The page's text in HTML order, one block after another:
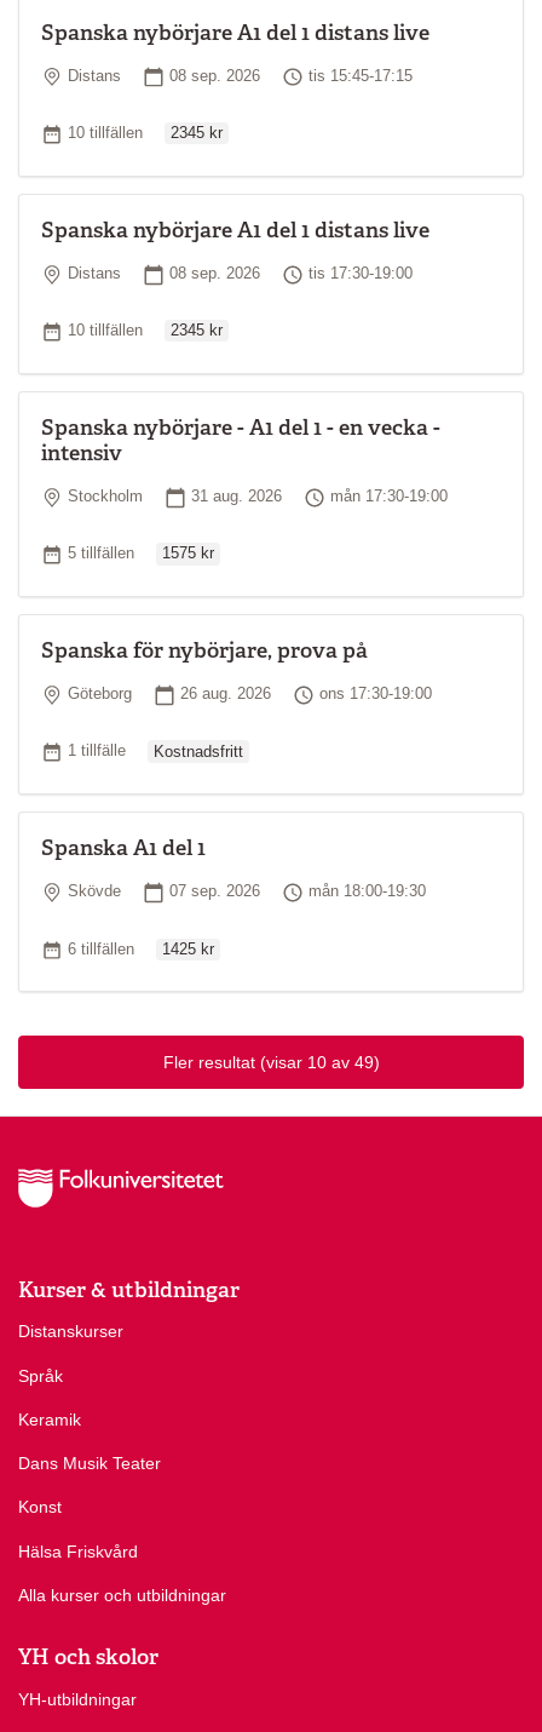
Spanska nybörjare A1 del 1 distans live
Plats
Distans Startdatum
08 sep. 2026 Tid
tis 15:45-17:15
Antal tillfällen
10 tillfällen 2345 kr
Spanska nybörjare A1 del 1 distans live
Plats
Distans Startdatum
08 sep. 2026 Tid
tis 17:30-19:00
Antal tillfällen
10 tillfällen 2345 kr
Spanska nybörjare - A1 del 1 - en vecka -
intensiv
Plats
Stockholm Startdatum
31 aug. 2026 Tid
mån 17:30-19:00
Antal tillfällen
5 tillfällen 1575 kr
Spanska för nybörjare, prova på
Plats
Göteborg Startdatum
26 aug. 2026 Tid
ons 17:30-19:00
Antal tillfällen
1 tillfälle Kostnadsfritt
Spanska A1 del 1
Plats
Skövde Startdatum
07 sep. 2026 Tid
mån 18:00-19:30
Antal tillfällen
6 tillfällen 1425 kr
Fler resultat (visar 10 av 49)
Kurser & utbildningar
Distanskurser
Språk
Keramik
Dans Musik Teater
Konst
Hälsa Friskvård
Alla kurser och utbildningar
YH och skolor
YH-utbildningar